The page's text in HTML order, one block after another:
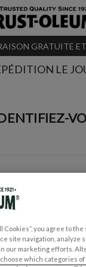
GRATUITE
LE
Cookies”, you agree to
site navigation, analyze
our marketing efforts.
which categories of